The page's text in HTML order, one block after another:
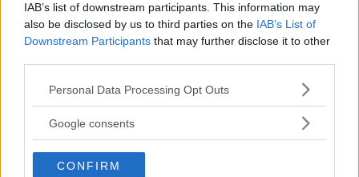
IAB’s list of downstream participants. This information may
also be disclosed by us to third parties on the IAB’s List of
Downstream Participants that may further disclose it to other
Please note that this website/app uses one or more Google
not limited to your visit or usage behaviour. You may click to
use your data for below specified purposes in below Google
consent section.
Personal Data Processing Opt Outs
Google consents
CONFIRM
”God chans att bli ny favorit”
Utbudet av terrängdugliga kombibilar har krympt men fylls
nu på av eldrivna Toyota bZ4X Touring. Vi provkör.